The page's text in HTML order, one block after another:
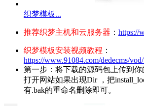
织梦模板...
推荐织梦主机和云服务器 ： https://
织梦模板安装视频教程 ：
https://www.91084.com/dedecms/
第一步：将下载的源码包上传到你
打开网站如果出现Dir ，把
有.bak的重命名删除即可。